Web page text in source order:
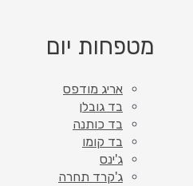
מטפחות יום
אריג מודפס
בד גובלן
בד כותנה
בד קומו
ג'ינס
ג'קרד תחרה